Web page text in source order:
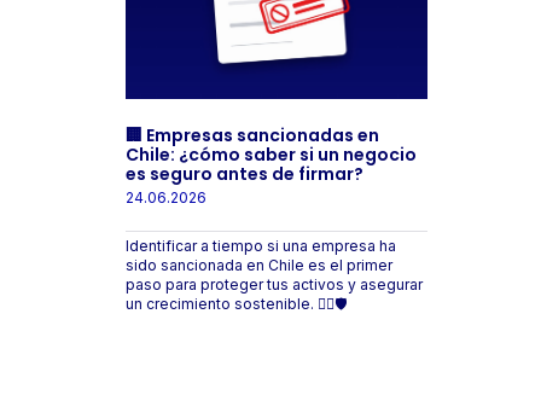
🏢 Empresas sancionadas en
Chile: ¿cómo saber si un negocio
es seguro antes de firmar?
24.06.2026
Identificar a tiempo si una empresa ha
sido sancionada en Chile es el primer
paso para proteger tus activos y asegurar
un crecimiento sostenible. 🕵️‍♂️🛡️